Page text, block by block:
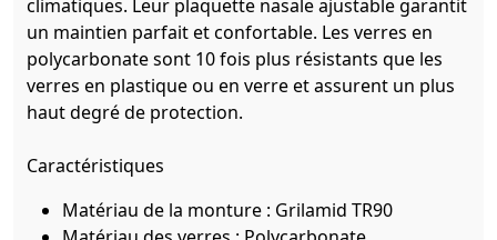
climatiques. Leur plaquette nasale ajustable garantit
un maintien parfait et confortable. Les verres en
polycarbonate sont 10 fois plus résistants que les
verres en plastique ou en verre et assurent un plus
haut degré de protection.
Caractéristiques
Matériau de la monture : Grilamid TR90